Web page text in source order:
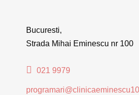
Bucuresti,
Strada Mihai Eminescu nr 100
021 9979